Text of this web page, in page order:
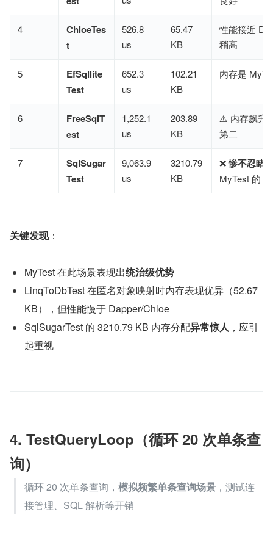
4
ChloeTes
t
526.8
us
65.47
KB
性能接近
稍高
5
EfSqllite
Test
652.3
us
102.21
KB
内存是
6
FreeSqlT
est
1,252.1
us
203.89
KB
⚠️ 内存飙升
第二
7
SqlSugar
Test
9,063.9
us
3210.79
KB
❌ ​惨不忍睹
MyTest 的
关键发现​：
MyTest 在此场景表现出统治级优势
LinqToDbTest 在匿名对象映射时内存表现优异（52.67
KB），但性能慢于 Dapper/Chloe
SqlSugarTest 的 3210.79 KB 内存分配​异常惊人 ​，应引
起重视
4. TestQueryLoop（循环 20 次单条查
询）
循环 20 次单条查询，​ 模拟频繁单条查询场景 ​，测试连
接管理、SQL 解析等开销